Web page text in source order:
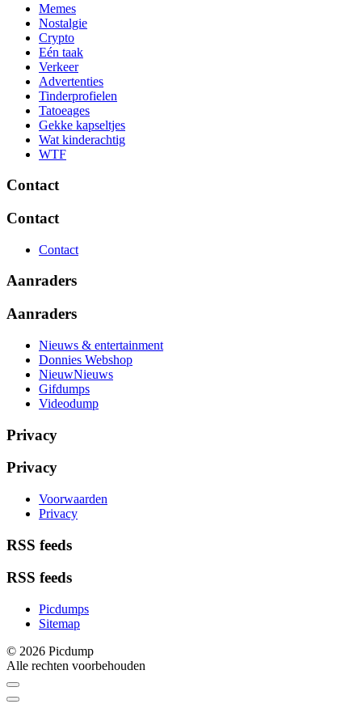
Memes
Nostalgie
Crypto
Eén taak
Verkeer
Advertenties
Tinderprofielen
Tatoeages
Gekke kapseltjes
Wat kinderachtig
WTF
Contact
Contact
Contact
Aanraders
Aanraders
Nieuws & entertainment
Donnies Webshop
NieuwNieuws
Gifdumps
Videodump
Privacy
Privacy
Voorwaarden
Privacy
RSS feeds
RSS feeds
Picdumps
Sitemap
© 2026 Picdump
Alle rechten voorbehouden